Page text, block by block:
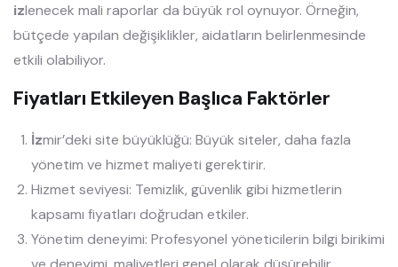
izlenecek mali raporlar da büyük rol oynuyor. Örneğin,
bütçede yapılan değişiklikler, aidatların belirlenmesinde
etkili olabiliyor.
Fiyatları Etkileyen Başlıca Faktörler
İzmir’deki site büyüklüğü: Büyük siteler, daha fazla
yönetim ve hizmet maliyeti gerektirir.
Hizmet seviyesi: Temizlik, güvenlik gibi hizmetlerin
kapsamı fiyatları doğrudan etkiler.
Yönetim deneyimi: Profesyonel yöneticilerin bilgi birikimi